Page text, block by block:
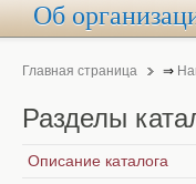
Об
Главная страница ⇒
Разделы
Описание каталога